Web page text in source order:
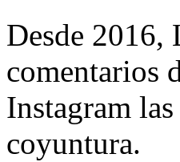
Desde 2016,
comentarios
Instagram
coyuntura.